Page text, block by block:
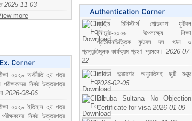
2025-11-03
more
২০২৬ অর্থনীতি ২য় পত্র
নিকট উত্তরপত্র
2026-08-06
২০২৬ ইতিহাস ২য় পত্র
নিকট উত্তরপত্র
প্রাইম মিনিস্টার্স গোল্ডকাপ ফুটবল
টুর্নামেন্ট-২০২৬ উপলক্ষ্যে শিক্ষা
প্রতিষ্ঠানভিত্তিক ফুটবল দল গঠন ও
প্রস্তুতিমূলক কার্যক্রম গ্রহণ প্রসঙ্গে। 2026-07-
22
কানাডা ভ্রমণের অনুমতিসহ ছুটি মঞ্জুর
2026-02-05
Dilruba Sultana No Objection
Certificate for visa 2026-01-09